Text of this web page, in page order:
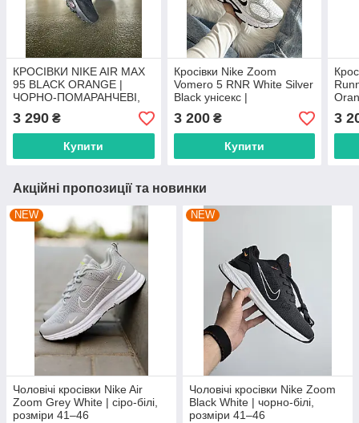
КРОСІВКИ NIKE AIR MAX
95 BLACK ORANGE |
ЧОРНО-ПОМАРАНЧЕВІ,
РОЗМІРИ 40–45 |
УНІСЕКС
3 290 ₴
Купити
Кросівки Nike Zoom
Vomero 5 RNR White Silver
Black унісекс |
технологічний преміум-
комфорт та ікона Y2K
техно-раннінгу, розміри 36
3 200₴
Купити
з
3
Акційні пропозиції та новинки
NEW
Чоловічі кросівки Nike Air
Zoom Grey White | сіро-білі,
розміри 41–46
NEW
Чоловічі кросівки Nike Zoom
Black White | чорно-білі,
розміри 41–46